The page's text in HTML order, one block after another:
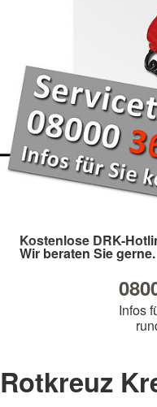
Kostenlose DRK-
Wir beraten Sie gerne.
Infos
Rotkreuz